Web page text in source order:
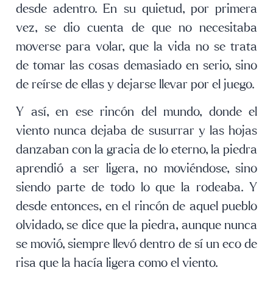
desde adentro. En su quietud, por primera
vez, se dio cuenta de que no necesitaba
moverse para volar, que la vida no se trata
de tomar las cosas demasiado en serio, sino
de reírse de ellas y dejarse llevar por el juego.
Y así, en ese rincón del mundo, donde el
viento nunca dejaba de susurrar y las hojas
danzaban con la gracia de lo eterno, la piedra
aprendió a ser ligera, no moviéndose, sino
siendo parte de todo lo que la rodeaba. Y
desde entonces, en el rincón de aquel pueblo
olvidado, se dice que la piedra, aunque nunca
se movió, siempre llevó dentro de sí un eco de
risa que la hacía ligera como el viento.